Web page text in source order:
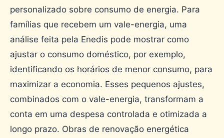
personalizado sobre consumo de energia. Para
famílias que recebem um vale-energia, uma
análise feita pela Enedis pode mostrar como
ajustar o consumo doméstico, por exemplo,
identificando os horários de menor consumo, para
maximizar a economia. Esses pequenos ajustes,
combinados com o vale-energia, transformam a
conta em uma despesa controlada e otimizada a
longo prazo. Obras de renovação energética